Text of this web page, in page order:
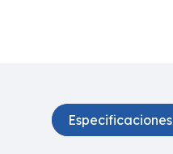
Especificaciones